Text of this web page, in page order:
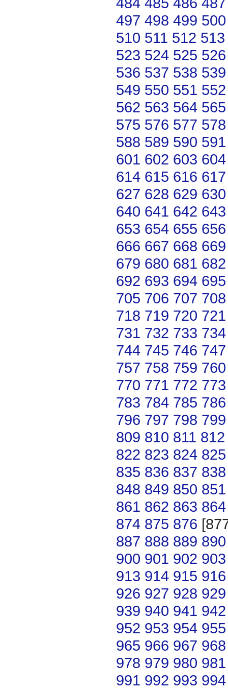
497 498 499 500
510 511 512 513
523 524 525 526
536 537 538 539
549 550 551 552
562 563 564 565
575 576 577 578
588 589 590 591
601 602 603 604
614 615 616 617
627 628 629 630
640 641 642 643
653 654 655 656
666 667 668 669
679 680 681 682
692 693 694 695
705 706 707 708
718 719 720 721
731 732 733 734
744 745 746 747
757 758 759 760
770 771 772 773
783 784 785 786
796 797 798 799
809 810 811 812
822 823 824 825
835 836 837 838
848 849 850 851
861 862 863 864
874 875 876
887 888 889 890
900 901 902 903
913 914 915 916
926 927 928 929
939 940 941 942
952 953 954 955
965 966 967 968
978 979 980 981
991 992 993 994